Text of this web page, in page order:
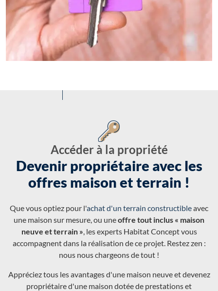
Accéder à la propriété
Devenir propriétaire avec les
offres maison et terrain !
Que vous optiez pour l'achat d'un terrain constructibleavec
une maison sur mesure, ou uneoffre tout inclus « maison
neuve et terrain », les experts Habitat Concept vous
accompagnent dans la réalisation de ce projet. Restez zen :
nous nous chargeons de tout !
Appréciez tous les avantages d'une maison neuve et devenez
propriétaire d'une maison dotée de prestations et